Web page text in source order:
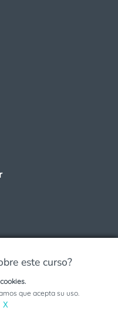
este curso?
este programa
que acepta su uso.
X